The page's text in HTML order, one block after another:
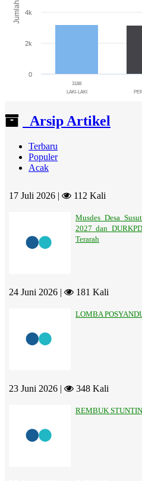
Jumlah
3188
LAKI-LAKI
0
2k
4k
Arsip Artikel
Terbaru
Populer
Acak
17 Juli 2026 | 112 Kali
Musdes Desa
2027 dan
Terarah
24 Juni 2026 | 181 Kali
LOMBA
23 Juni 2026 | 348 Kali
REMBUK